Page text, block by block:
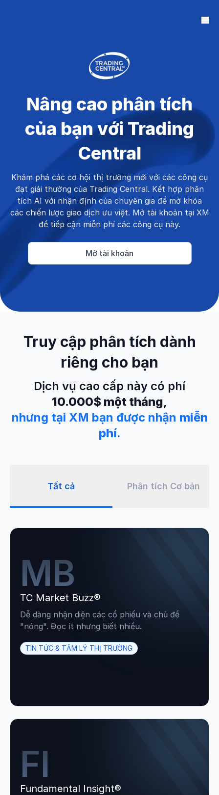
Nâng cao phân tích
của bạn với Trading
Central
Khám phá các cơ hội thị trường mới với các công cụ
đạt giải thưởng của Trading Central. Kết hợp phân
tích AI với nhận định của chuyên gia để mở khóa
các chiến lược giao dịch ưu việt. Mở tài khoản tại XM
để tiếp cận miễn phí các công cụ này.
Mở tài khoản
Truy cập phân tích dành
riêng cho bạn
Dịch vụ cao cấp này có phí
10.000$ một tháng,
nhưng tại XM bạn được nhận miễn
phí.
Tất cả Phân tích Cơ bản
MB
TC Market Buzz®
Dễ dàng nhận diện các cổ phiếu và chủ đề
"nóng". Đọc ít nhưng biết nhiều.
TIN TỨC & TÂM LÝ THỊ TRƯỜNG
FI
Fundamental Insight®